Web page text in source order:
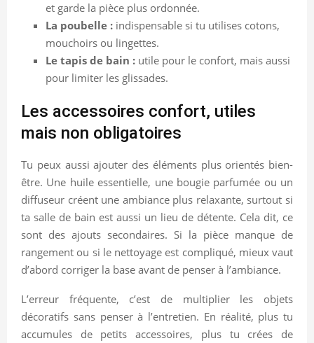
et garde la pièce plus ordonnée.
La poubelle : indispensable si tu utilises cotons,
mouchoirs ou lingettes.
Le tapis de bain : utile pour le confort, mais aussi
pour limiter les glissades.
Les accessoires confort, utiles
mais non obligatoires
Tu peux aussi ajouter des éléments plus orientés bien-
être. Une huile essentielle, une bougie parfumée ou un
diffuseur créent une ambiance plus relaxante, surtout si
ta salle de bain est aussi un lieu de détente. Cela dit, ce
sont des ajouts secondaires. Si la pièce manque de
rangement ou si le nettoyage est compliqué, mieux vaut
d’abord corriger la base avant de penser à l’ambiance.
L’erreur fréquente, c’est de multiplier les objets
décoratifs sans penser à l’entretien. En réalité, plus tu
accumules de petits accessoires, plus tu crées de